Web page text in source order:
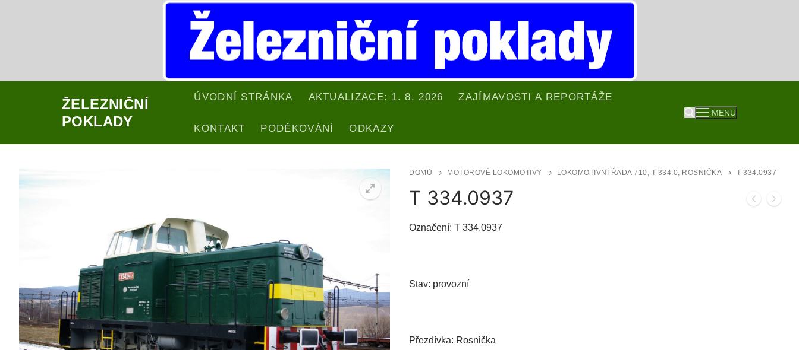
ŽELEZNIČNÍ
POKLADY
ÚVODNÍ STRÁNKA AKTUALIZACE: 1. 8. 2026 ZAJÍMAVOSTI A REPORTÁŽE
KONTAKT PODĚKOVÁNÍ ODKAZY
MENU
DOMŮ MOTOROVÉ LOKOMOTIVY LOKOMOTIVNÍ ŘADA 710, T 334.0, ROSNIČKA T 334.0937
T 334.0937
Označení: T 334.0937
Stav: provozní
Přezdívka: Rosnička